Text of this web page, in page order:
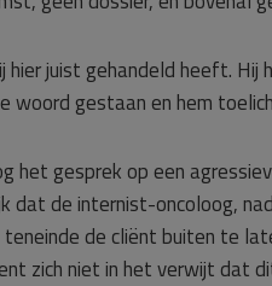
hier juist gehandeld heeft.
woord gestaan en hem
gesprek op een
dat de internist-oncoloog,
de cliënt buiten te
zich niet in het verwijt dat